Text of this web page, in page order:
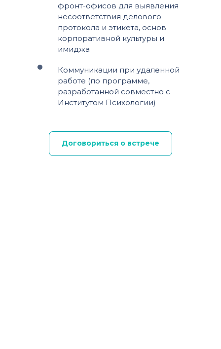
фронт-офисов для выявления
несоответствия делового
протокола и этикета, основ
корпоративной культуры и
имиджа
Коммуникации при удаленной
работе (по программе,
разработанной совместно с
Институтом Психологии)
Договориться о встрече